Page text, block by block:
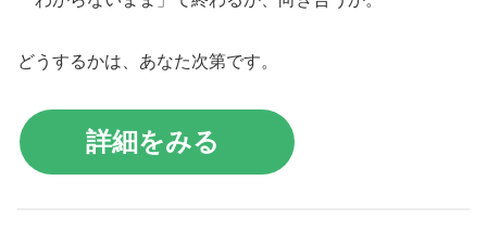
どうするかは、あなた次第です。
詳細をみる